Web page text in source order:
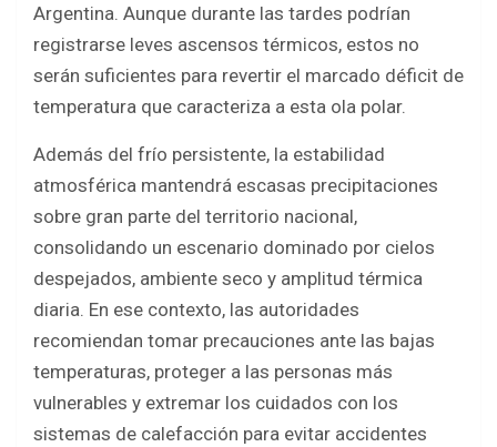
Argentina. Aunque durante las tardes podrían
registrarse leves ascensos térmicos, estos no
serán suficientes para revertir el marcado déficit de
temperatura que caracteriza a esta ola polar.
Además del frío persistente, la estabilidad
atmosférica mantendrá escasas precipitaciones
sobre gran parte del territorio nacional,
consolidando un escenario dominado por cielos
despejados, ambiente seco y amplitud térmica
diaria. En ese contexto, las autoridades
recomiendan tomar precauciones ante las bajas
temperaturas, proteger a las personas más
vulnerables y extremar los cuidados con los
sistemas de calefacción para evitar accidentes